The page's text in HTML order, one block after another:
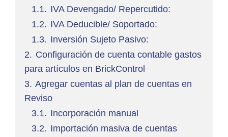
1.1. IVA Devengado/ Repercutido:
1.2. IVA Deducible/ Soportado:
1.3. Inversión Sujeto Pasivo:
2. Configuración de cuenta contable gastos
para artículos en BrickControl
3. Agregar cuentas al plan de cuentas en
Reviso
3.1. Incorporación manual
3.2. Importación masiva de cuentas